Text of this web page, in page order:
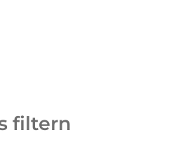
filtern